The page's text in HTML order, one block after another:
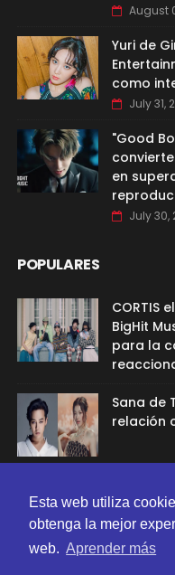
Esta web utiliza
obtenga la mejor
web. Aprender más
August
Yuri de
como
July 31,
"Good
en
July 30,
POPULARES
CORTIS
BigHit
para la
Sana de
relación
Ex
Jin la